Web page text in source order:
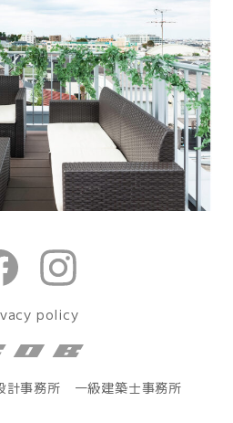
policy
事務所 一級建築士事務所